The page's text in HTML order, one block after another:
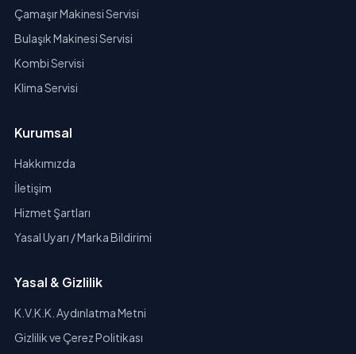
Çamaşır Makinesi Servisi
Bulaşık Makinesi Servisi
Kombi Servisi
Klima Servisi
Kurumsal
Hakkımızda
İletişim
Hizmet Şartları
Yasal Uyarı / Marka Bildirimi
Yasal & Gizlilik
K.V.K.K. Aydınlatma Metni
Gizlilik ve Çerez Politikası